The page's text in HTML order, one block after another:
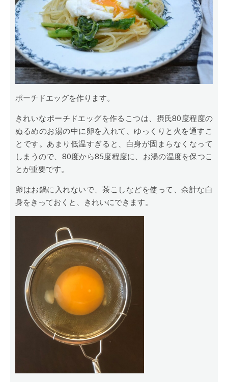
ポーチドエッグを作ります。
きれいなポーチドエッグを作るこつは、摂氏80度程度の
ぬるめのお湯の中に卵を入れて、ゆっくりと火を通すこ
とです。あまり低温すぎると、白身が固まらなくなって
しまうので、80度から85度程度に、お湯の温度を保つこ
とが重要です。
卵はお鍋に入れないで、茶こしなどを使って、余計な白
身をきっておくと、きれいにできます。